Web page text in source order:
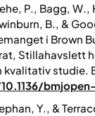
P., Bagg,
B., &
i Brown
Stillahavslett
kvalitativ studie.
Y., &